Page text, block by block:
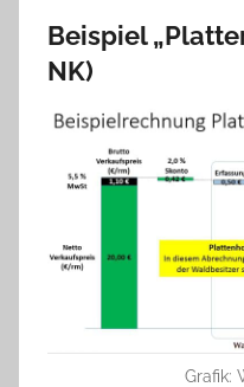
Beispiel
NK)
Grafik: